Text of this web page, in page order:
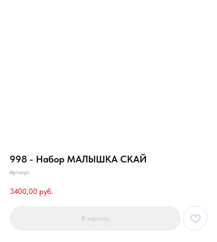
998 - Набор МАЛЫШКА СКАЙ
Артикул:
3400,00 руб.
В корзину